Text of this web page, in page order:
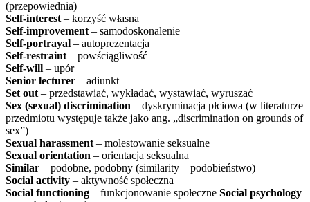
(przepowiednia)
Self-interest – korzyść własna
Self-improvement – samodoskonalenie
Self-portrayal – autoprezentacja
Self-restraint – powściągliwość
Self-will – upór
Senior lecturer – adiunkt
Set out – przedstawiać, wykładać, wystawiać, wyruszać
Sex (sexual) discrimination – dyskryminacja płciowa (w literaturze
przedmiotu występuje także jako ang. „discrimination on grounds of
sex”)
Sexual harassment – molestowanie seksualne
Sexual orientation – orientacja seksualna
Similar – podobne, podobny (similarity – podobieństwo)
Social activity – aktywność społeczna
Social functioning – funkcjonowanie społeczne Social psychology